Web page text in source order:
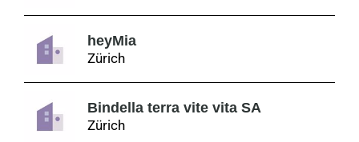
heyMia
Zürich
Bindella terra vite vita SA
Zürich